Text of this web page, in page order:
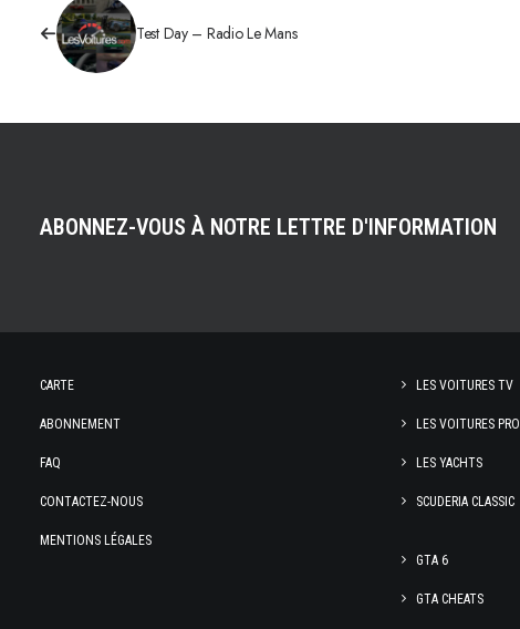
Test Day – Radio Le Mans
ABONNEZ-VOUS À NOTRE LETTRE D'INFORMATION
CARTE
ABONNEMENT
FAQ
CONTACTEZ-NOUS
MENTIONS LÉGALES
LES VOITURES TV
LES VOITURES PRO
LES YACHTS
SCUDERIA CLASSIC
GTA 6
GTA CHEATS